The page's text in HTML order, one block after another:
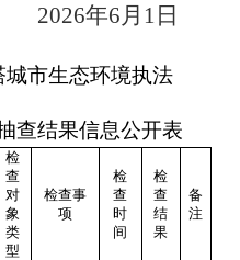
2026年6月1日
城市生态环境执法
查结果信息公开表
检
查
对
象
类
型
检查事
项
检
查
时
间
检
查
结
果
备
注